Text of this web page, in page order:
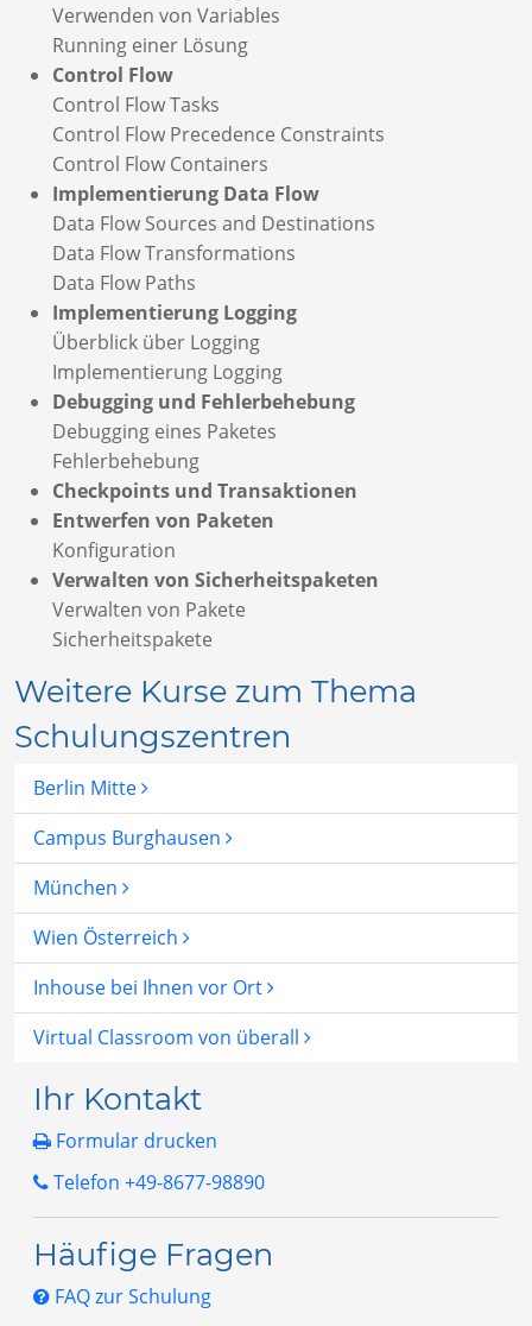
Verwenden von Variables
Running einer Lösung
Control Flow
Control Flow Tasks
Control Flow Precedence Constraints
Control Flow Containers
Implementierung Data Flow
Data Flow Sources and Destinations
Data Flow Transformations
Data Flow Paths
Implementierung Logging
Überblick über Logging
Implementierung Logging
Debugging und Fehlerbehebung
Debugging eines Paketes
Fehlerbehebung
Checkpoints und Transaktionen
Entwerfen von Paketen
Konfiguration
Verwalten von Sicherheitspaketen
Verwalten von Pakete
Sicherheitspakete
Weitere Kurse zum Thema
Schulungszentren
Berlin Mitte
Campus Burghausen
München
Wien Österreich
Inhouse bei Ihnen vor Ort
Virtual Classroom von überall
Ihr Kontakt
Formular drucken
Telefon +49-8677-98890
Häufige Fragen
FAQ zur Schulung